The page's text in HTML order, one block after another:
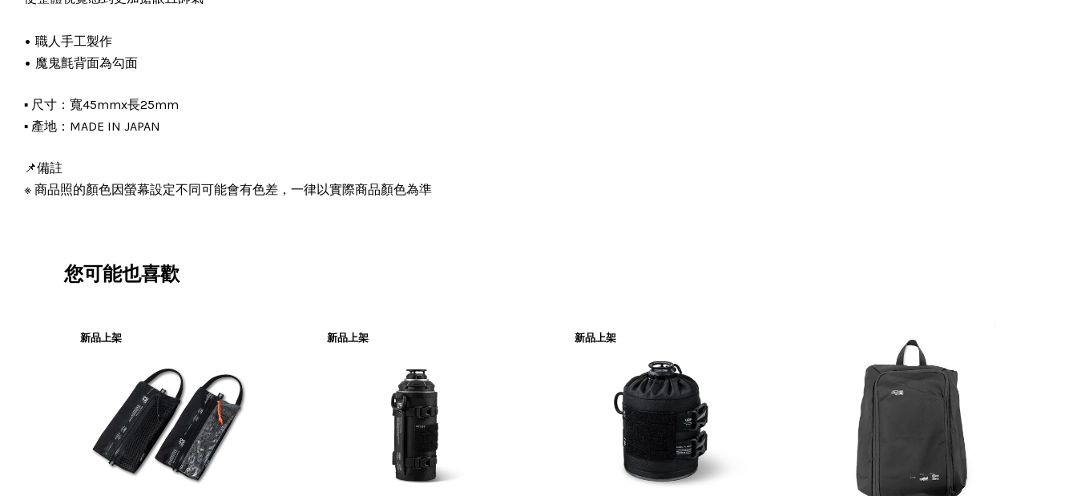
• 職人手工製作
• 魔鬼氈背面為勾面
▪️ 尺寸：寬45mmx長25mm
▪️ 產地：MADE IN JAPAN
📌備註
※ 商品照的顏色因螢幕設定不同可能會有色差，一律以實際商品顏色為準
您可能也喜歡
新品上架 新品上架 新品上架